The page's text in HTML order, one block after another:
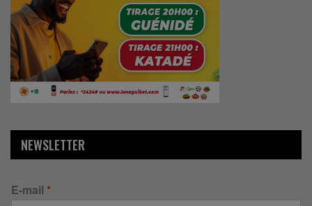
NEWSLETTER
E-mail *